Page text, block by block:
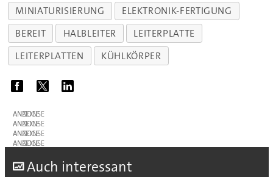
MINIATURISIERUNG
ELEKTRONIK-FERTIGUNG
BEREIT
HALBLEITER
LEITERPLATTE
LEITERPLATTEN
KÜHLKÖRPER
ANZEIGE
ANZEIGE
ANZEIGE
ANZEIGE
Auch interessant